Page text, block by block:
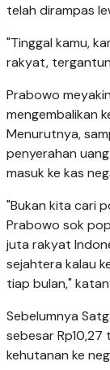
telah dirampas
"Tinggal kamu,
rakyat,
Prabowo
mengembalikan
Menurutnya,
penyerahan
masuk ke kas
"Bukan kita cari
Prabowo sok
juta rakyat
sejahtera kalau
tiap bulan,"
Sebelumnya
sebesar
kehutanan ke